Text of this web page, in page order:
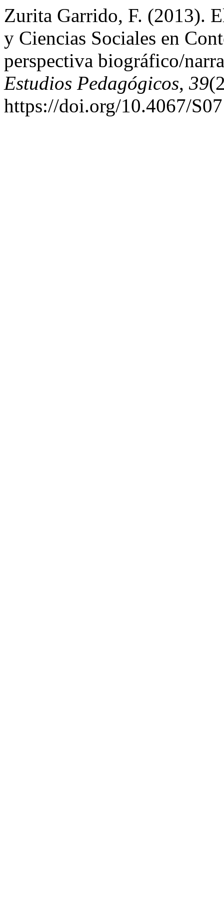
Zurita Garrido, F. (2013).
y Ciencias Sociales en
perspectiva biográfico/
Estudios Pedagógicos, 39
https://doi.org/10.4067/